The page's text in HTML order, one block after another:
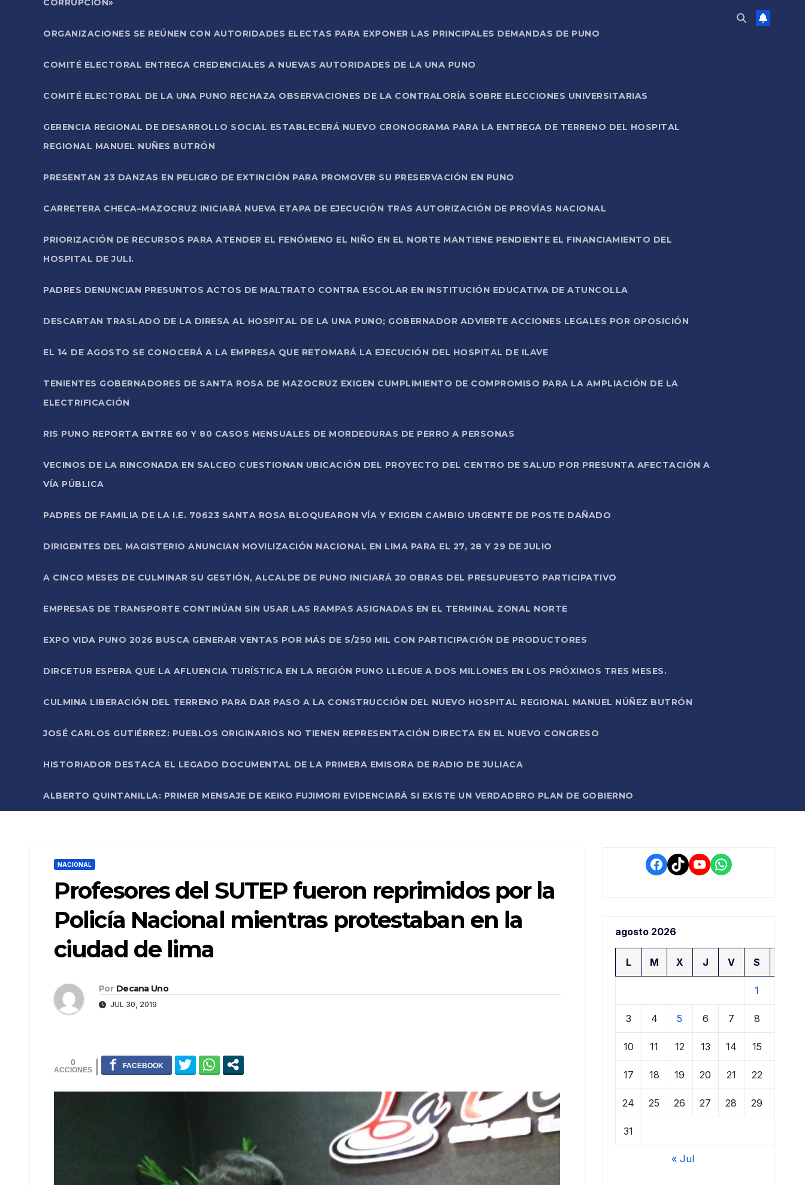
CORRUPCIÓN»
ORGANIZACIONES SE REÚNEN CON AUTORIDADES ELECTAS PARA EXPONER LAS PRINCIPALES DEMANDAS DE PUNO
COMITÉ ELECTORAL ENTREGA CREDENCIALES A NUEVAS AUTORIDADES DE LA UNA PUNO
COMITÉ ELECTORAL DE LA UNA PUNO RECHAZA OBSERVACIONES DE LA CONTRALORÍA SOBRE ELECCIONES UNIVERSITARIAS
GERENCIA REGIONAL DE DESARROLLO SOCIAL ESTABLECERÁ NUEVO CRONOGRAMA PARA LA ENTREGA DE TERRENO DEL HOSPITAL
REGIONAL MANUEL NUÑES BUTRÓN
PRESENTAN 23 DANZAS EN PELIGRO DE EXTINCIÓN PARA PROMOVER SU PRESERVACIÓN EN PUNO
CARRETERA CHECA–MAZOCRUZ INICIARÁ NUEVA ETAPA DE EJECUCIÓN TRAS AUTORIZACIÓN DE PROVÍAS NACIONAL
PRIORIZACIÓN DE RECURSOS PARA ATENDER EL FENÓMENO EL NIÑO EN EL NORTE MANTIENE PENDIENTE EL FINANCIAMIENTO DEL
HOSPITAL DE JULI.
PADRES DENUNCIAN PRESUNTOS ACTOS DE MALTRATO CONTRA ESCOLAR EN INSTITUCIÓN EDUCATIVA DE ATUNCOLLA
DESCARTAN TRASLADO DE LA DIRESA AL HOSPITAL DE LA UNA PUNO; GOBERNADOR ADVIERTE ACCIONES LEGALES POR OPOSICIÓN
EL 14 DE AGOSTO SE CONOCERÁ A LA EMPRESA QUE RETOMARÁ LA EJECUCIÓN DEL HOSPITAL DE ILAVE
TENIENTES GOBERNADORES DE SANTA ROSA DE MAZOCRUZ EXIGEN CUMPLIMIENTO DE COMPROMISO PARA LA AMPLIACIÓN DE LA
ELECTRIFICACIÓN
RIS PUNO REPORTA ENTRE 60 Y 80 CASOS MENSUALES DE MORDEDURAS DE PERRO A PERSONAS
VECINOS DE LA RINCONADA EN SALCEO CUESTIONAN UBICACIÓN DEL PROYECTO DEL CENTRO DE SALUD POR PRESUNTA AFECTACIÓN A
VÍA PÚBLICA
PADRES DE FAMILIA DE LA I.E. 70623 SANTA ROSA BLOQUEARON VÍA Y EXIGEN CAMBIO URGENTE DE POSTE DAÑADO
DIRIGENTES DEL MAGISTERIO ANUNCIAN MOVILIZACIÓN NACIONAL EN LIMA PARA EL 27, 28 Y 29 DE JULIO
A CINCO MESES DE CULMINAR SU GESTIÓN, ALCALDE DE PUNO INICIARÁ 20 OBRAS DEL PRESUPUESTO PARTICIPATIVO
EMPRESAS DE TRANSPORTE CONTINÚAN SIN USAR LAS RAMPAS ASIGNADAS EN EL TERMINAL ZONAL NORTE
EXPO VIDA PUNO 2026 BUSCA GENERAR VENTAS POR MÁS DE S/250 MIL CON PARTICIPACIÓN DE PRODUCTORES
DIRCETUR ESPERA QUE LA AFLUENCIA TURÍSTICA EN LA REGIÓN PUNO LLEGUE A DOS MILLONES EN LOS PRÓXIMOS TRES MESES.
CULMINA LIBERACIÓN DEL TERRENO PARA DAR PASO A LA CONSTRUCCIÓN DEL NUEVO HOSPITAL REGIONAL MANUEL NÚÑEZ BUTRÓN
JOSÉ CARLOS GUTIÉRREZ: PUEBLOS ORIGINARIOS NO TIENEN REPRESENTACIÓN DIRECTA EN EL NUEVO CONGRESO
HISTORIADOR DESTACA EL LEGADO DOCUMENTAL DE LA PRIMERA EMISORA DE RADIO DE JULIACA
ALBERTO QUINTANILLA: PRIMER MENSAJE DE KEIKO FUJIMORI EVIDENCIARÁ SI EXISTE UN VERDADERO PLAN DE GOBIERNO
NACIONAL
Profesores del SUTEP fueron reprimidos por la
Policía Nacional mientras protestaban en la
ciudad de lima
Por Decana Uno
JUL 30, 2019
0
Facebook
TikTokYouTube
WhatsApp
agosto 2026
L M X J V S
1
3 4 5 6 7 8
10 11 12 13 14 15
17 18 19 20 21 22
24 25 26 27 28 29
31
« Jul